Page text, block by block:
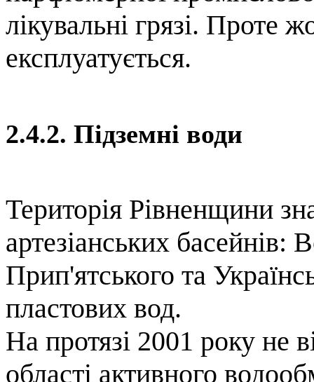
лікувальні грязі. Проте
експлуатується.
2.4.2. Підземні води
Територія Рівненщини
артезіанських басейнів:
Прип'ятського та
пластових вод.
На протязі 2001 року не
області активного